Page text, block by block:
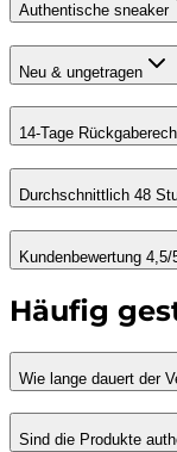
Authentische sneaker
Neu & ungetragen
14-Tage
Durchschnittlich 48
Kundenbewertung 4,5/
Häufig
Wie lange dauert der
Sind die Produkte